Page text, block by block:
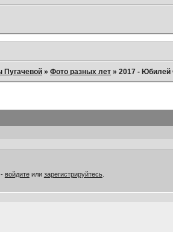
Пугачевой »Фото разных лет »2017 - Юбилей
войдитеили зарегистрируйтесь.